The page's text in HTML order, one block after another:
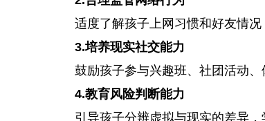
适度了解孩子上网习惯和好友情况
3.培养现实社交能力
鼓励孩子参与兴趣班、社团活动、
4.教育风险判断能力
引导孩子分辨虚拟与现实的差异，